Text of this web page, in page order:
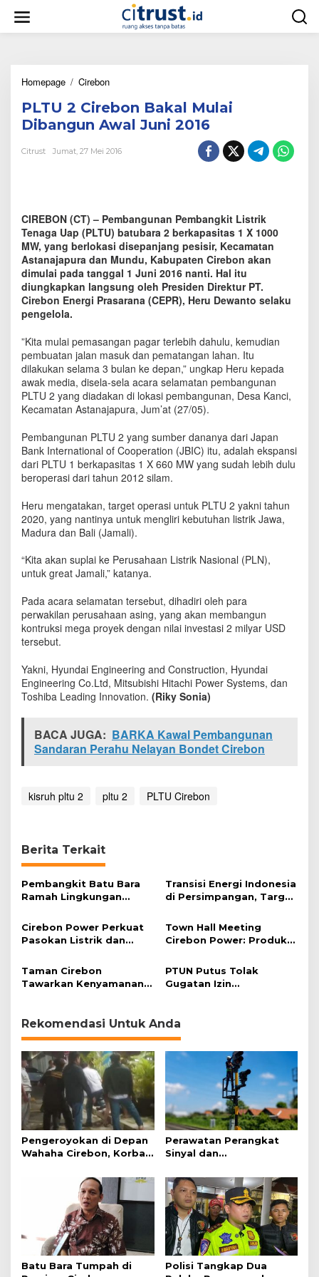
w
Homepage / Cirebon
T
U
2
C
i
n
B
a
k
a
l
M
a
i
D
i
b
a
n
u
n
A
w
l
J
u
2
0
1
6
PLTU 2 Cirebon Bakal Mulai
Dibangun Awal Juni 2016
Citrust Jumat, 27 Mei 2016
CIREBON (CT) – Pembangunan Pembangkit Listrik
Tenaga Uap (PLTU) batubara 2 berkapasitas 1 X 1000
MW, yang berlokasi disepanjang pesisir, Kecamatan
Astanajapura dan Mundu, Kabupaten Cirebon akan
dimulai pada ‎tanggal 1 Juni 2016 nanti. Hal itu
diungkapkan langsung oleh Presiden Direktur PT.
Cirebon Energi Prasarana (CEPR), Heru Dewanto selaku
pengelola.
‎”Kita mulai pemasangan pagar terlebih dahulu, kemudian
pembuatan jalan masuk dan pematangan lahan. Itu
dilakukan selama 3 bulan ke depan,” ungkap Heru kepada
awak media, disela-sela acara selamatan pembangunan
PLTU 2 yang diadakan di lokasi pembangunan, Desa Kanci,
Kecamatan Astanajapura, Jum’at (27/05).
Pembangunan PLTU 2 yang sumber dananya dari Japan
Bank International of Cooperation (JBIC) itu, adalah ekspansi
dari PLTU 1 berkapasitas 1 X 660 MW yang sudah lebih dulu
beroperasi dari tahun 2012 silam.
Heru mengatakan, target operasi untuk PLTU 2 yakni tahun
2020, yang nantinya untuk mengliri kebutuhan listrik Jawa,
Madura dan Bali (Jamali).
“Kita akan suplai ke Perusahaan Listrik Nasional (PLN),
untuk great Jamali,” katanya.
Pada acara selamatan tersebut, dihadiri oleh para
perwakilan perusahaan asing, yang akan membangun
kontruksi mega proyek dengan nilai investasi 2 milyar USD‎
tersebut.
Yakni, Hyundai Engineering and Construction, Hyundai
Engineering Co.Ltd, Mitsubishi Hitachi Power Systems, dan
Toshiba Leading Innovation‎. (Riky Sonia)
BACA JUGA: BARKA Kawal Pembangunan
Sandaran Perahu Nelayan Bondet Cirebon
kisruh pltu 2 pltu 2 PLTU Cirebon
Berita Terkait
Pembangkit Batu Bara
Ramah Lingkungan
Industri Kelistrikan
Transisi Energi Indonesia
di Persimpangan, Target
dengan Realita
Cirebon Power Perkuat
Pasokan Listrik dan
Masyarakat
Town Hall Meeting
Cirebon Power: Produksi
Tantangan
Taman Cirebon
Tawarkan Kenyamanan
PTUN Putus Tolak
Gugatan Izin
Ini Preseden Buruk
Rekomendasi Untuk Anda
Pengeroyokan di Depan
Wahaha Cirebon, Korban
Perawatan Perangkat
Sinyal dan
Perjalanan Kereta Api
Batu Bara Tumpah di
Polisi Tangkap Dua